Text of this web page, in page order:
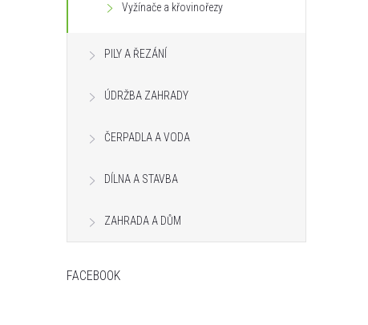
a
Vyžínače a křovinořezy
PILY A ŘEZÁNÍ
ÚDRŽBA ZAHRADY
ČERPADLA A VODA
DÍLNA A STAVBA
ZAHRADA A DŮM
FACEBOOK